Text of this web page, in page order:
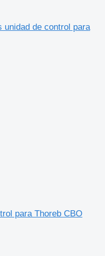
unidad de control para
para Thoreb CBO